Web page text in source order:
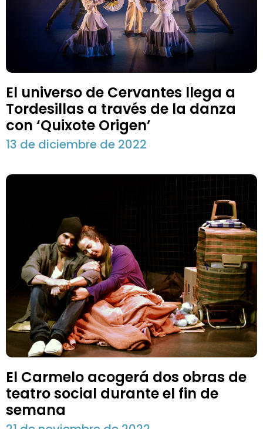
El universo de Cervantes llega a
Tordesillas a través de la danza
con ‘Quixote Origen’
13 de diciembre de 2022
El Carmelo acogerá dos obras de
teatro social durante el fin de
semana